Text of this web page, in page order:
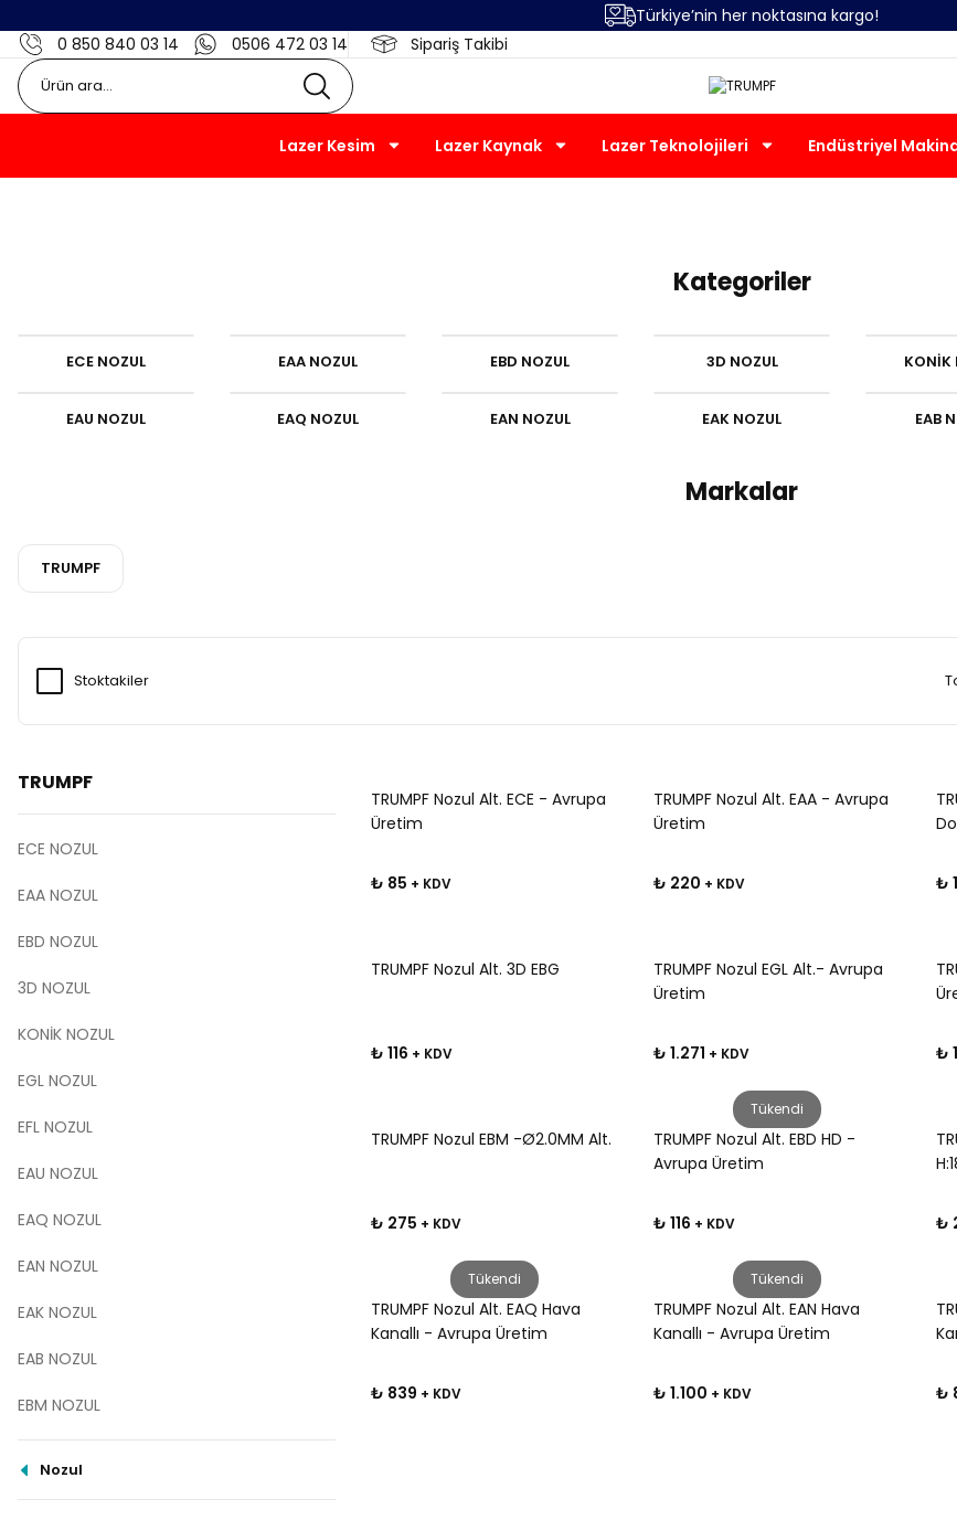
Türkiye’nin her noktasına kargo!
0 850 840 03 14
0506 472 03 14 Sipariş Takibi
Lazer Kesim Lazer Kaynak Lazer Teknolojileri Endüstriyel
Kategoriler
ECE NOZUL EAA NOZUL EBD NOZUL 3D NOZUL KONİK
EAU NOZUL EAQ NOZUL EAN NOZUL EAK NOZUL EAB
Markalar
TRUMPF
Stoktakiler
TRUMPF
ECE NOZUL
EAA NOZUL
EBD NOZUL
3D NOZUL
KONİK NOZUL
EGL NOZUL
EFL NOZUL
EAU NOZUL
EAQ NOZUL
EAN NOZUL
EAK NOZUL
EAB NOZUL
EBM NOZUL
Nozul
TRUMPF Nozul Alt. ECE - Avrupa
Üretim
₺ 85 + KDV
TRUMPF Nozul Alt. EAA - Avrupa
Üretim
₺ 220 + KDV ₺
TRUMPF Nozul Alt. 3D EBG
₺ 116 + KDV
TRUMPF Nozul EGL Alt.- Avrupa
Üretim
₺ 1.271 + KDV ₺
TRUMPF Nozul EBM -Ø2.0MM Alt.
₺ 275 + KDV
Tükendi
TRUMPF Nozul Alt. EBD HD -
Avrupa Üretim
₺ 116 + KDV ₺
Tükendi
TRUMPF Nozul Alt. EAQ Hava
Kanallı - Avrupa Üretim
₺ 839 + KDV
Tükendi
TRUMPF Nozul Alt. EAN Hava
Kanallı - Avrupa Üretim
₺ 1.100 + KDV ₺